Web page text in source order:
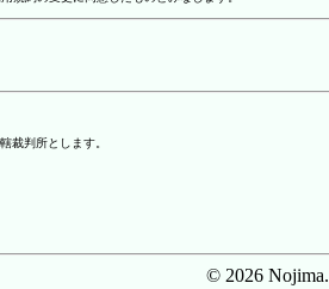
裁判所とします。
© 2026 Nojima.